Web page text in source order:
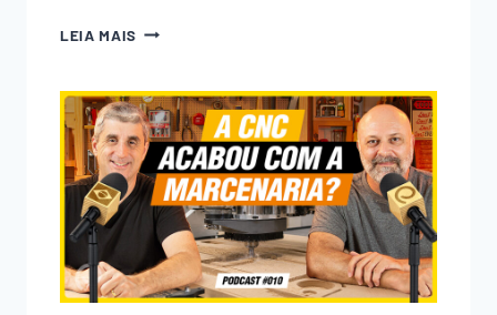
LEIA MAIS 10
TODO
INICIANTE
NA
MARCENARIA
COMETE
(E
COMO
EVITAR
CADA
UM
DELES)